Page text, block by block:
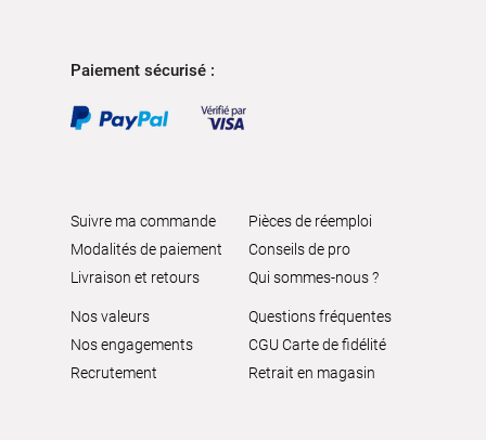
Paiement sécurisé :
Suivre ma commande
Modalités de paiement
Livraison et retours
Pièces de réemploi
Conseils de pro
Qui sommes-nous ?
Nos valeurs
Nos engagements
Recrutement
Questions fréquentes
CGU Carte de fidélité
Retrait en magasin